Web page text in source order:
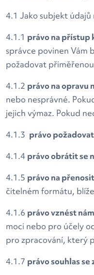
4.1 Jako subjekt
4.1.1 právo na přístup
správce povinen Vám
požadovat
4.1.2 právo na opravu
nebo nesprávné.
jejich výmaz. Pokud
4.1.3 právo
4.1.4 právo obrátit se
4.1.5 právo na
čitelném formátu,
4.1.6 právo vznést
moci nebo pro účely
pro zpracování, který
4.1.7 právo souhlas